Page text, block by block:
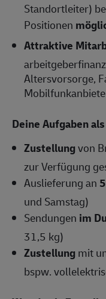
Standortleiter)
Positionen
Attraktive
Altersvorsorge,
Deine Aufgaben
Zustellungvon
zur Verfügung
Auslieferung an
und Samstag)
Sendungen im
31,5 kg)
Zustellungmit
bspw.